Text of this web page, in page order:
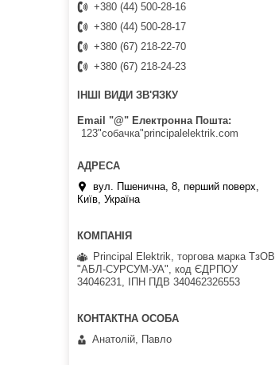
+380 (44) 500-28-16
+380 (44) 500-28-17
+380 (67) 218-22-70
+380 (67) 218-24-23
ІНШІ ВИДИ ЗВ'ЯЗКУ
Email "@" Електронна Пошта
123"собачка"principalelektrik.com
вул. Пшенична, 8, перший поверх,
Київ, Україна
Principal Elektrik, торгова марка ТзОВ
"АБЛ-СУРСУМ-УА", код ЄДРПОУ
34046231, ІПН ПДВ 340462326553
Анатолій, Павло